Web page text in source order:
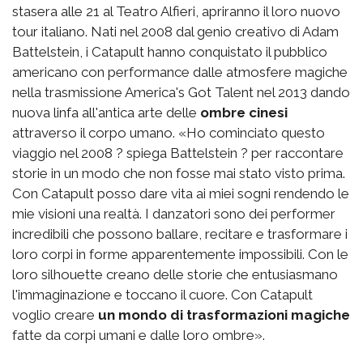
stasera alle 21 al Teatro Alfieri, apriranno il loro nuovo
tour italiano. Nati nel 2008 dal genio creativo di Adam
Battelstein, i Catapult hanno conquistato il pubblico
americano con performance dalle atmosfere magiche
nella trasmissione America's Got Talent nel 2013 dando
nuova linfa all'antica arte delle ombre cinesi
attraverso il corpo umano. «Ho cominciato questo
viaggio nel 2008 ? spiega Battelstein ? per raccontare
storie in un modo che non fosse mai stato visto prima.
Con Catapult posso dare vita ai miei sogni rendendo le
mie visioni una realtà. I danzatori sono dei performer
incredibili che possono ballare, recitare e trasformare i
loro corpi in forme apparentemente impossibili. Con le
loro silhouette creano delle storie che entusiasmano
l'immaginazione e toccano il cuore. Con Catapult
voglio creare un mondo di trasformazioni magiche
fatte da corpi umani e dalle loro ombre».